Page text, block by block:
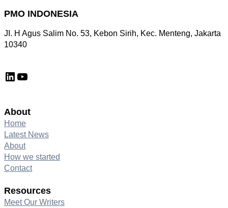
PMO INDONESIA
JI. H Agus Salim No. 53, Kebon Sirih, Kec. Menteng, Jakarta
10340
LinkedIn YouTube
About
Home
Latest News
About
How we started
Contact
Resources
Meet Our Writers